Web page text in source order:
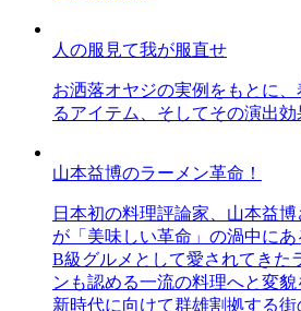
人の服見て我が服直せ
お洒落オヤジの実例をもとに
るアイテム、そしてその演出効
山本益博のラーメン革命！
日本初の料理評論家、山本益
が「美味しい革命」の渦中にあ
B級グルメとして愛されてきた
ンも認める一流の料理へと変貌
新時代に向けて群雄割拠する